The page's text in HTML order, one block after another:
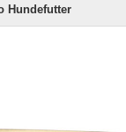
Hundefutter